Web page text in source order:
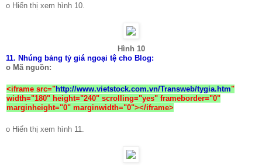
o Hiển thị xem hình 10.
Hình 10
11. Nhúng bảng tỷ giá ngoại tệ cho Blog:
o Mã nguồn:
<iframe src="http://www.vietstock.com.vn/Transweb/tygia.htm"
width="180" height="240" scrolling="yes" frameborder="0"
marginheight="0" marginwidth="0"></iframe>
o Hiển thị xem hình 11.